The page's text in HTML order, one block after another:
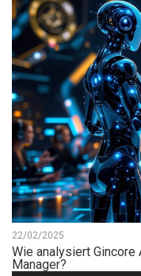
22/02/2025
Wie analysiert
Manager?